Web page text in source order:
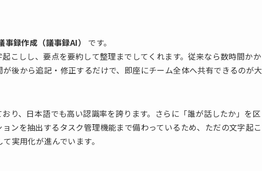
事録作成（議事録AI）
です。
こしし、要点を要約して整理までしてくれます。従来なら数時間かか
後から追記・修正するだけで、即座にチーム全体へ共有できるのが大
り、日本語でも高い認識率を誇ります。さらに「誰が話したか」を区
ンを抽出するタスク管理機能まで備わっているため、ただの文字起こ
実用化が進んでいます。